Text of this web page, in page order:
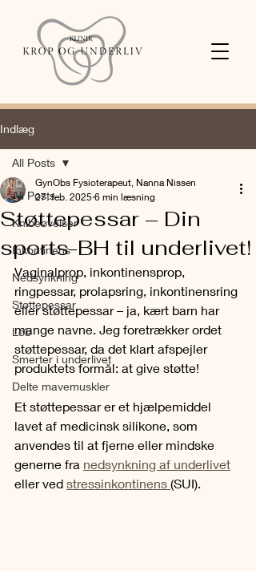
Indlæg
All Posts
Knibeøvelser
Inkontinens
Nedsynkning
Støttepessar
Løb
Smerter i underlivet
Delte mavemuskler
All Posts
Støttepessar – Din
sports-BH til underlivet!
GynObs Fysioterapeut, Nanna Nissen
27. feb. 2025 6 min læsning
Vaginalprop, inkontinensprop,
ringpessar, prolapsring, inkontinensring
eller støttepessar – ja, kært barn har
mange navne. Jeg foretrækker ordet
støttepessar, da det klart afspejler
produktets formål: at give støtte!
Et støttepessar er et hjælpemiddel
lavet af medicinsk silikone, som
anvendes til at fjerne eller mindske
generne fra nedsynkning af underlivet
eller ved stressinkontinens (SUI).